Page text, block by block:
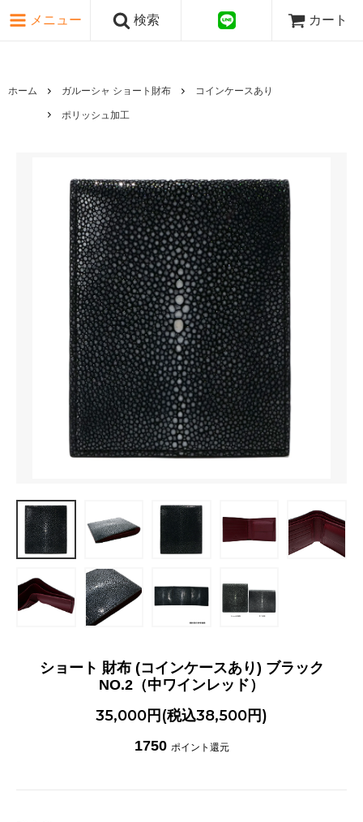
メニュー 検索 カート
ホーム ガルーシャ ショート財布 コインケースあり
ポリッシュ加工
ショート 財布 (コインケースあり) ブラック
NO.2（中ワインレッド）
35,000円(税込38,500円)
1750 ポイント還元
ピンク・レッド系
ゴールド・シルバー系
国旗シリーズ
日本伝文様シリーズ